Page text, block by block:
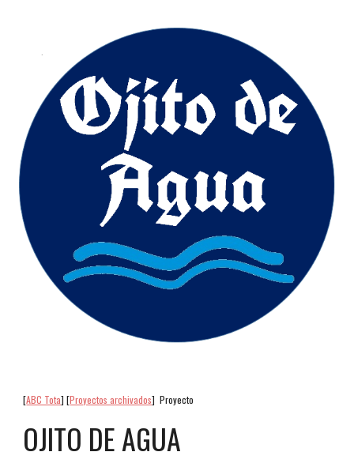
[ABC Tota][Proyectos archivados] Proyecto
OJITO DE AGUA